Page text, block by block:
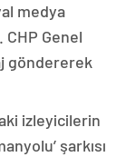
medya
Genel
göndererek
izleyicilerin
şarkısı